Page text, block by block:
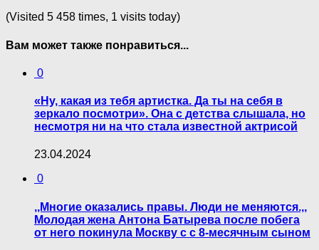
(Visited 5 458 times, 1 visits today)
Вам может также понравиться...
0
«Ну, какая из тебя артистка. Да ты на себя в
зеркало посмотри». Она с детства слышала, но
несмотря ни на что стала известной актрисой
23.04.2024
0
,,Многие оказались правы. Люди не меняются.,,
Молодая жена Антона Батырева после побега
от него покинула Москву с с 8-месячным сыном